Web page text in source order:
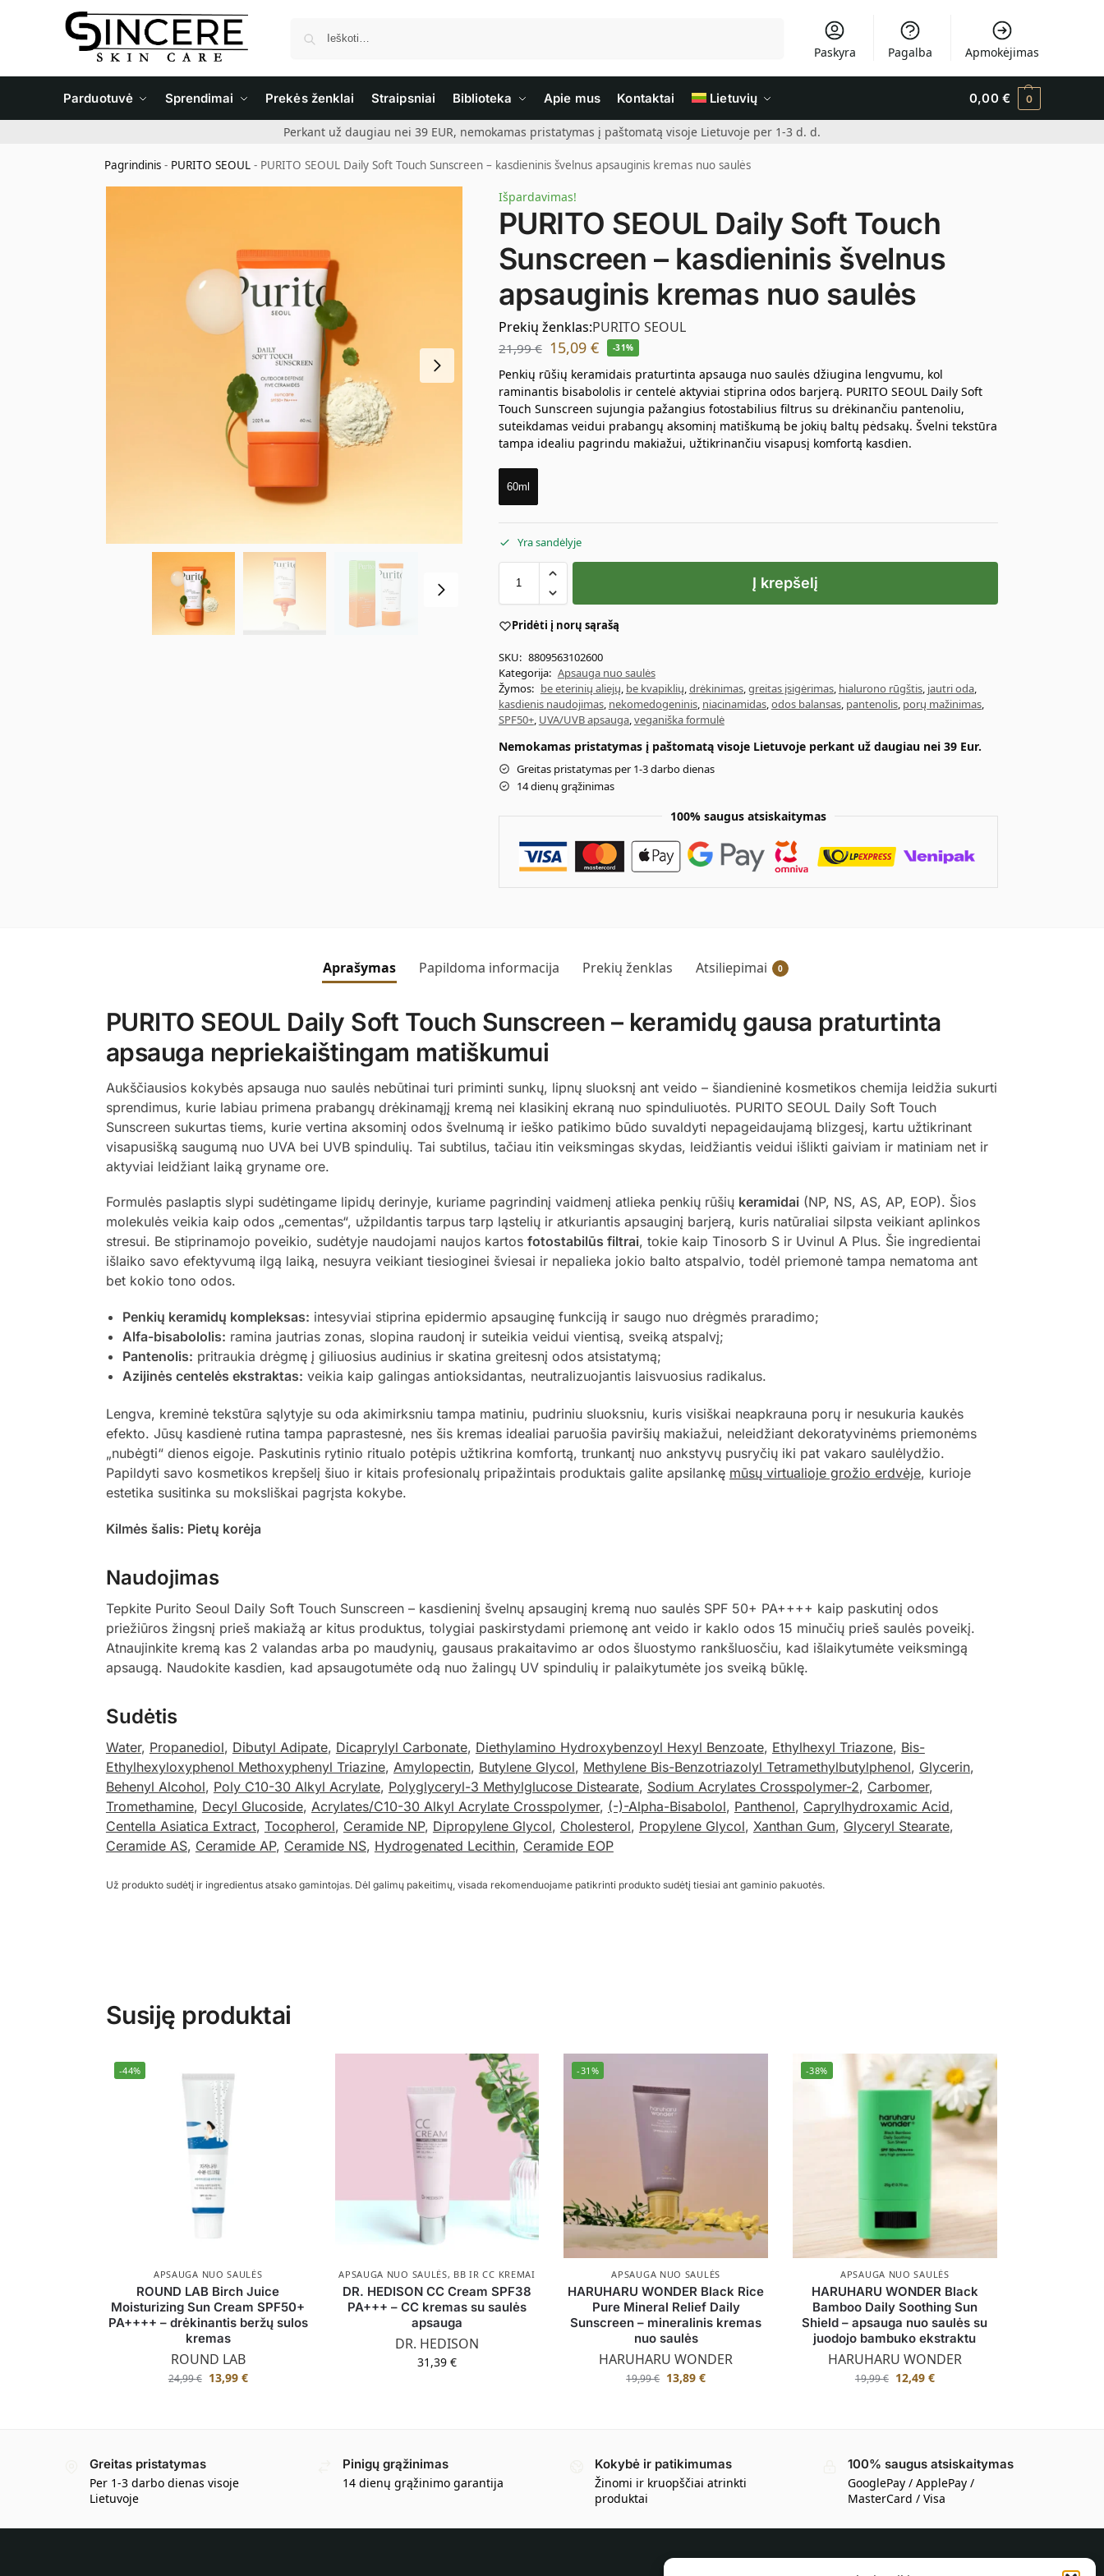
Paskyra Pagalba Apmokėjimas
Parduotuvė Sprendimai Prekės ženklai Straipsniai Biblioteka Apie mus Kontaktai Lietuvių 0,00 € 0
Perkant už daugiau nei 39 EUR, nemokamas pristatymas į paštomatą visoje Lietuvoje per 1-3 d. d.
Pagrindinis - PURITO SEOUL - PURITO SEOUL Daily Soft Touch Sunscreen – kasdieninis švelnus apsauginis kremas nuo saulės
Išpardavimas!
PURITO SEOUL Daily Soft Touch
Sunscreen – kasdieninis švelnus
apsauginis kremas nuo saulės
Prekių ženklas:PURITO SEOUL
21,99€ 15,09 € -31%
Penkių rūšių keramidais praturtinta apsauga nuo saulės džiugina lengvumu, kol
raminantis bisabololis ir centelė aktyviai stiprina odos barjerą. PURITO SEOUL Daily Soft
Touch Sunscreen sujungia pažangius fotostabilius filtrus su drėkinančiu pantenoliu,
suteikdamas veidui prabangų aksominį matiškumą be jokių baltų pėdsakų. Švelni tekstūra
tampa idealiu pagrindu makiažui, užtikrinančiu visapusį komfortą kasdien.
60ml
Yra sandėlyje
Į krepšelį
Pridėti į norų sąrašą
SKU: 8809563102600
Kategorija: Apsauga nuo saulės
Žymos: be eterinių aliejų, be kvapiklių,drėkinimas,greitas įsigėrimas, hialurono rūgštis, jautri oda,
kasdienis naudojimas, nekomedogeninis, niacinamidas,odos balansas, pantenolis, porų mažinimas,
SPF50+, UVA/UVB apsauga,veganiška formulė
Nemokamas pristatymas į paštomatą visoje Lietuvoje perkant už daugiau nei 39 Eur.
Greitas pristatymas per 1-3 darbo dienas
14 dienų grąžinimas
100% saugus atsiskaitymas
Aprašymas Papildoma informacija Prekių ženklas Atsiliepimai 0
PURITO SEOUL Daily Soft Touch Sunscreen – keramidų gausa praturtinta
apsauga nepriekaištingam matiškumui
Aukščiausios kokybės apsauga nuo saulės nebūtinai turi priminti sunkų, lipnų sluoksnį ant veido – šiandieninė kosmetikos chemija leidžia sukurti
sprendimus, kurie labiau primena prabangų drėkinamąjį kremą nei klasikinį ekraną nuo spinduliuotės. PURITO SEOUL Daily Soft Touch
Sunscreen sukurtas tiems, kurie vertina aksominį odos švelnumą ir ieško patikimo būdo suvaldyti nepageidaujamą blizgesį, kartu užtikrinant
visapusišką saugumą nuo UVA bei UVB spindulių. Tai subtilus, tačiau itin veiksmingas skydas, leidžiantis veidui išlikti gaiviam ir matiniam net ir
aktyviai leidžiant laiką gryname ore.
Formulės paslaptis slypi sudėtingame lipidų derinyje, kuriame pagrindinį vaidmenį atlieka penkių rūšių keramidai(NP, NS, AS, AP, EOP). Šios
molekulės veikia kaip odos „cementas“, užpildantis tarpus tarp ląstelių ir atkuriantis apsauginį barjerą, kuris natūraliai silpsta veikiant aplinkos
stresui. Be stiprinamojo poveikio, sudėtyje naudojami naujos kartos fotostabilūs filtrai, tokie kaip Tinosorb S ir Uvinul A Plus. Šie ingredientai
išlaiko savo efektyvumą ilgą laiką, nesuyra veikiant tiesioginei šviesai ir nepalieka jokio balto atspalvio, todėl priemonė tampa nematoma ant
bet kokio tono odos.
Penkių keramidų kompleksas: intesyviai stiprina epidermio apsauginę funkciją ir saugo nuo drėgmės praradimo;
Alfa-bisabololis: ramina jautrias zonas, slopina raudonį ir suteikia veidui vientisą, sveiką atspalvį;
Pantenolis: pritraukia drėgmę į giliuosius audinius ir skatina greitesnį odos atsistatymą;
Azijinės centelės ekstraktas: veikia kaip galingas antioksidantas, neutralizuojantis laisvuosius radikalus.
Lengva, kreminė tekstūra sąlytyje su oda akimirksniu tampa matiniu, pudriniu sluoksniu, kuris visiškai neapkrauna porų ir nesukuria kaukės
efekto. Jūsų kasdienė rutina tampa paprastesnė, nes šis kremas idealiai paruošia paviršių makiažui, neleidžiant dekoratyvinėms priemonėms
„nubėgti“ dienos eigoje. Paskutinis rytinio ritualo potėpis užtikrina komfortą, trunkantį nuo ankstyvų pusryčių iki pat vakaro saulėlydžio.
Papildyti savo kosmetikos krepšelį šiuo ir kitais profesionalų pripažintais produktais galite apsilankę mūsų virtualioje grožio erdvėje, kurioje
estetika susitinka su moksliškai pagrįsta kokybe.
Kilmės šalis: Pietų korėja
Naudojimas
Tepkite Purito Seoul Daily Soft Touch Sunscreen – kasdieninį švelnų apsauginį kremą nuo saulės SPF 50+ PA++++ kaip paskutinį odos
priežiūros žingsnį prieš makiažą ar kitus produktus, tolygiai paskirstydami priemonę ant veido ir kaklo odos 15 minučių prieš saulės poveikį.
Atnaujinkite kremą kas 2 valandas arba po maudynių, gausaus prakaitavimo ar odos šluostymo rankšluosčiu, kad išlaikytumėte veiksmingą
apsaugą. Naudokite kasdien, kad apsaugotumėte odą nuo žalingų UV spindulių ir palaikytumėte jos sveiką būklę.
Sudėtis
Water, Propanediol, Dibutyl Adipate, Dicaprylyl Carbonate, Diethylamino Hydroxybenzoyl Hexyl Benzoate, Ethylhexyl Triazone, Bis-
Ethylhexyloxyphenol Methoxyphenyl Triazine, Amylopectin, Butylene Glycol, Methylene Bis-Benzotriazolyl Tetramethylbutylphenol, Glycerin,
Behenyl Alcohol, Poly C10-30 Alkyl Acrylate, Polyglyceryl-3 Methylglucose Distearate, Sodium Acrylates Crosspolymer-2, Carbomer,
Tromethamine, Decyl Glucoside, Acrylates/C10-30 Alkyl Acrylate Crosspolymer, (-)-Alpha-Bisabolol, Panthenol, Caprylhydroxamic Acid,
Centella Asiatica Extract, Tocopherol, Ceramide NP, Dipropylene Glycol, Cholesterol, Propylene Glycol, Xanthan Gum, Glyceryl Stearate,
Ceramide AS, Ceramide AP, Ceramide NS, Hydrogenated Lecithin, Ceramide EOP
Už produkto sudėtį ir ingredientus atsako gamintojas. Dėl galimų pakeitimų, visada rekomenduojame patikrinti produkto sudėtį tiesiai ant gaminio pakuotės.
Susiję produktai
-44%
APSAUGA NUO SAULĖS
ROUND LAB Birch Juice
Moisturizing Sun Cream SPF50+
PA++++ – drėkinantis beržų sulos
kremas
ROUND LAB
24,99€ 13,99 €
APSAUGA NUO SAULĖS, BB IR CC KREMAI
DR. HEDISON CC Cream SPF38
PA+++ – CC kremas su saulės
apsauga
DR. HEDISON
31,39 €
-31%
APSAUGA NUO SAULĖS
HARUHARU WONDER Black Rice
Pure Mineral Relief Daily
Sunscreen – mineralinis kremas
nuo saulės
HARUHARU WONDER
19,99€ 13,89€
-38%
APSAUGA NUO SAULĖS
HARUHARU WONDER Black
Bamboo Daily Soothing Sun
Shield – apsauga nuo saulės su
juodojo bambuko ekstraktu
HARUHARU WONDER
19,99€ 12,49 €
Greitas pristatymas
Per 1-3 darbo dienas visoje
Lietuvoje
Pinigų grąžinimas
14 dienų grąžinimo garantija
Kokybė ir patikimumas
Žinomi ir kruopščiai atrinkti
produktai
100% saugus atsiskaitymas
GooglePay / ApplePay /
MasterCard / Visa